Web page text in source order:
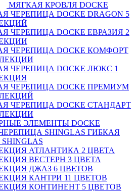
МЯГКАЯ КРОВЛЯ DOCKE
ЧЕРЕПИЦА DOCKE DRAGON 5
ЧЕРЕПИЦА DOCKE ЕВРАЗИЯ 2
ЧЕРЕПИЦА DOCKE КОМФОРТ
ЧЕРЕПИЦА DOCKE ЛЮКС 1
ЧЕРЕПИЦА DOCKE ПРЕМИУМ
ЧЕРЕПИЦА DOCKE СТАНДАРТ
ЭЛЕМЕНТЫ DOCKE
ГИБКАЯ
АТЛАНТИКА 2 ЦВЕТА
ВЕСТЕРН 3 ЦВЕТА
ДЖАЗ 6 ЦВЕТОВ
КАНТРИ 11 ЦВЕТОВ
КОНТИНЕНТ 5 ЦВЕТОВ